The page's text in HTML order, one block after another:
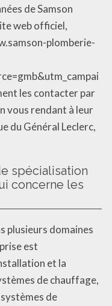
de Samson
web officiel,
plomberie-
les contacter par
vous rendant à leur
du Général Leclerc,
spécialisation
concerne les
plusieurs domaines
est
et la
de chauffage,
de